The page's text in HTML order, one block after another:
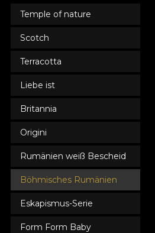
Temple of nature
Scotch
Terracotta
Liebe ist
Britannia
Origini
Rumänien weiß Bescheid
Böhmisches Rumänien
Eskapismus-Serie
Form Form Baby